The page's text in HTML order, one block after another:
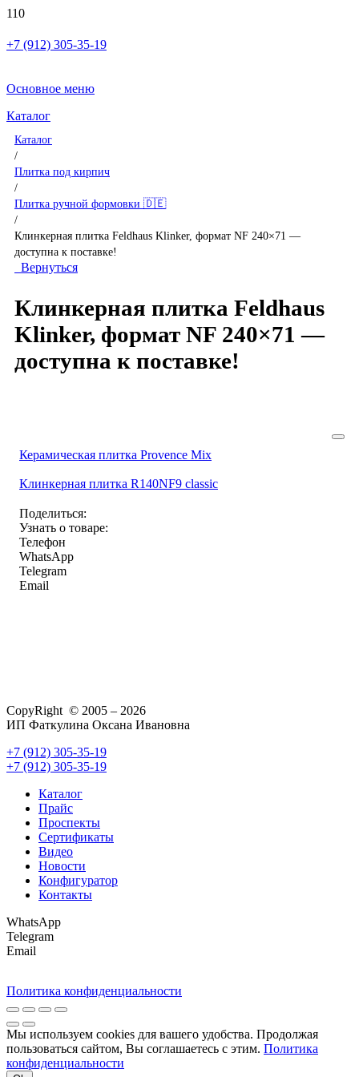
+7 (912) 305-35-19
Основное меню
Каталог
Каталог
/
Плитка под кирпич
/
Плитка ручной формовки 🇩🇪
/
Клинкерная плитка Feldhaus Klinker, формат NF 240×71 —
доступна к поставке!
Вернуться
Клинкерная плитка Feldhaus
Klinker, формат NF 240×71 —
доступна к поставке!
Керамическая плитка Provence Mix
Клинкерная плитка R140NF9 classic
Поделиться:
Узнать о товаре:
Телефон
WhatsApp
Telegram
Email
CopyRight © 2005 – 2026
ИП Фаткулина Оксана Ивановна
+7 (912) 305-35-19
+7 (912) 305-35-19
Каталог
Прайс
Проспекты
Сертификаты
Видео
Новости
Конфигуратор
Контакты
WhatsApp
Telegram
Email
Политика конфиденциальности
Мы используем cookies для вашего удобства. Продолжая
пользоваться сайтом, Вы соглашаетесь с этим. Политика
конфиденциальности